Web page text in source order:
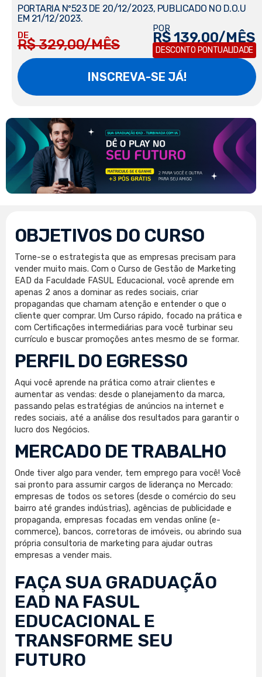
PORTARIA Nº523 DE 20/12/2023, PUBLICADO NO D.O.U
EM 21/12/2023.
DE
R$ 329,00/MÊS
POR
R$ 139,00/MÊS
DESCONTO PONTUALIDADE
INSCREVA-SE JÁ!
OBJETIVOS DO CURSO
Torne-se o estrategista que as empresas precisam para
vender muito mais. Com o Curso de Gestão de Marketing
EAD da Faculdade FASUL Educacional, você aprende em
apenas 2 anos a dominar as redes sociais, criar
propagandas que chamam atenção e entender o que o
cliente quer comprar. Um Curso rápido, focado na prática e
com Certificações intermediárias para você turbinar seu
currículo e buscar promoções antes mesmo de se formar.
PERFIL DO EGRESSO
Aqui você aprende na prática como atrair clientes e
aumentar as vendas: desde o planejamento da marca,
passando pelas estratégias de anúncios na internet e
redes sociais, até a análise dos resultados para garantir o
lucro dos Negócios.
MERCADO DE TRABALHO
Onde tiver algo para vender, tem emprego para você! Você
sai pronto para assumir cargos de liderança no Mercado:
empresas de todos os setores (desde o comércio do seu
bairro até grandes indústrias), agências de publicidade e
propaganda, empresas focadas em vendas online (e-
commerce), bancos, corretoras de imóveis, ou abrindo sua
própria consultoria de marketing para ajudar outras
empresas a vender mais.
FAÇA SUA GRADUAÇÃO
EAD NA FASUL
EDUCACIONAL E
TRANSFORME SEU
FUTURO